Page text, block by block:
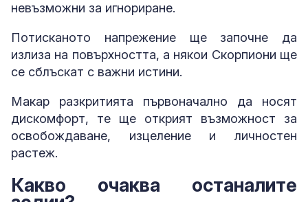
невъзможни за игнориране.
Потисканото напрежение ще започне да
излиза на повърхността, а някои Скорпиони ще
се сблъскат с важни истини.
Макар разкритията първоначално да носят
дискомфорт, те ще открият възможност за
освобождаване, изцеление и личностен
растеж.
Какво очаква останалите